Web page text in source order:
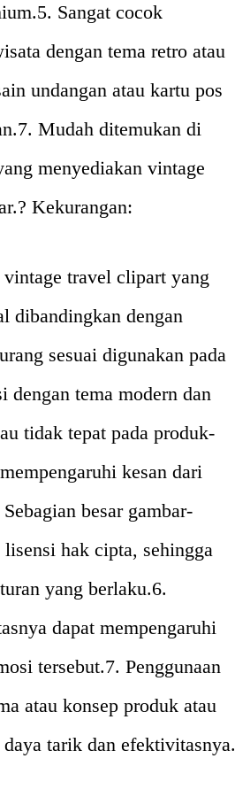
Sangat cocok
dengan tema retro atau
undangan atau kartu pos
Mudah ditemukan di
menyediakan vintage
Kekurangan:
travel clipart yang
dibandingkan dengan
sesuai digunakan pada
dengan tema modern dan
tidak tepat pada produk-
kesan dari
besar gambar-
hak cipta, sehingga
yang berlaku.6.
dapat mempengaruhi
tersebut.7. Penggunaan
atau konsep produk atau
tarik dan efektivitasnya.